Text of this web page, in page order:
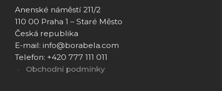
Anenské náměstí 211/2
110 00 Praha 1 – Staré Město
Česká republika
E-mail: info@borabela.com
Telefon: +420 777 111 011
Obchodní podmínky